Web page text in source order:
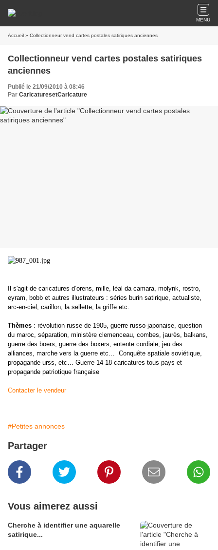
MENU
Accueil » Collectionneur vend cartes postales satiriques anciennes
Collectionneur vend cartes postales satiriques
anciennes
Publié le 21/09/2010 à 08:46
Par CaricaturesetCaricature
Il s'agit de caricatures d’orens, mille, léal da camara, molynk, rostro,
eyram, bobb et autres illustrateurs : séries burin satirique, actualiste,
arc-en-ciel, carillon, la sellette, la griffe etc.
Thèmes : révolution russe de 1905, guerre russo-japonaise, question
du maroc, séparation, ministère clemenceau, combes, jaurès, balkans,
guerre des boers, guerre des boxers, entente cordiale, jeu des
alliances, marche vers la guerre etc… Conquête spatiale soviétique,
propagande urss, etc… Guerre 14-18 caricatures tous pays et
propagande patriotique française
Contacter le vendeur
#Petites annonces
Partager
Vous aimerez aussi
Cherche à identifier une aquarelle
satirique...